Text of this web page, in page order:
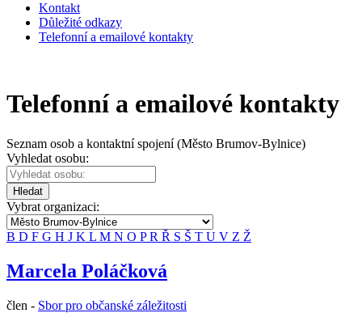
Kontakt
Důležité odkazy
Telefonní a emailové kontakty
Telefonní a emailové kontakty
Seznam osob a kontaktní spojení (Město Brumov-Bylnice)
Vyhledat osobu:
Hledat
Vybrat organizaci:
B D F G H J K L M N O PR Ř S Š T U V Z Ž
Marcela Poláčková
člen - Sbor pro občanské záležitosti